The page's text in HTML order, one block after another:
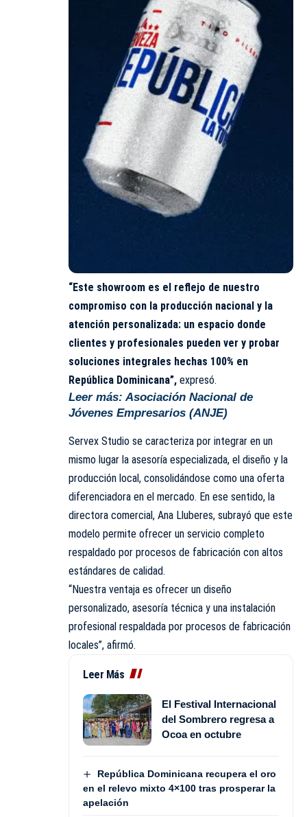
“Este showroom es el reflejo de nuestro
compromiso con la producción nacional y la
atención personalizada: un espacio donde
clientes y profesionales pueden ver y probar
soluciones integrales hechas 100% en
República Dominicana”, expresó.
Leer más:Asociación Nacional de
Jóvenes Empresarios (ANJE)
Servex Studio se caracteriza por integrar en un
mismo lugar la asesoría especializada, el diseño y la
producción local, consolidándose como una oferta
diferenciadora en el mercado. En ese sentido, la
directora comercial, Ana Lluberes, subrayó que este
modelo permite ofrecer un servicio completo
respaldado por procesos de fabricación con altos
estándares de calidad.
“Nuestra ventaja es ofrecer un diseño
personalizado, asesoría técnica y una instalación
profesional respaldada por procesos de fabricación
locales”, afirmó.
Leer Más
El Festival Internacional
del Sombrero regresa a
Ocoa en octubre
República Dominicana recupera el oro
en el relevo mixto 4×100 tras prosperar la
apelación